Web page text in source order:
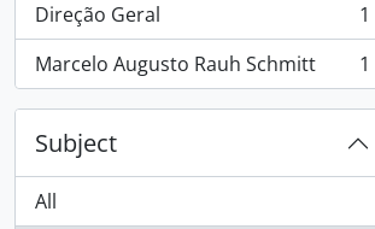
Direção Geral
, 1 results
1
Marcelo Augusto Rauh Schmitt
, 1 results 1
Subject
All